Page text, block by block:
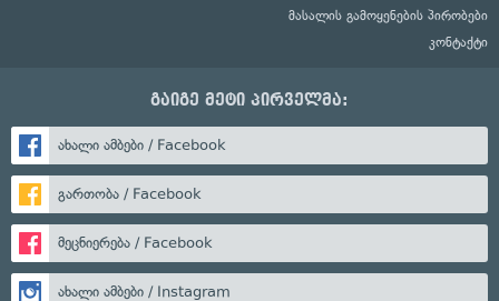
მასალის გამოყენების პირობები
კონტაქტი
გაიგე მეტი პირველმა:
ახალი ამბები / Facebook
გართობა / Facebook
მეცნიერება / Facebook
ახალი ამბები / Instagram